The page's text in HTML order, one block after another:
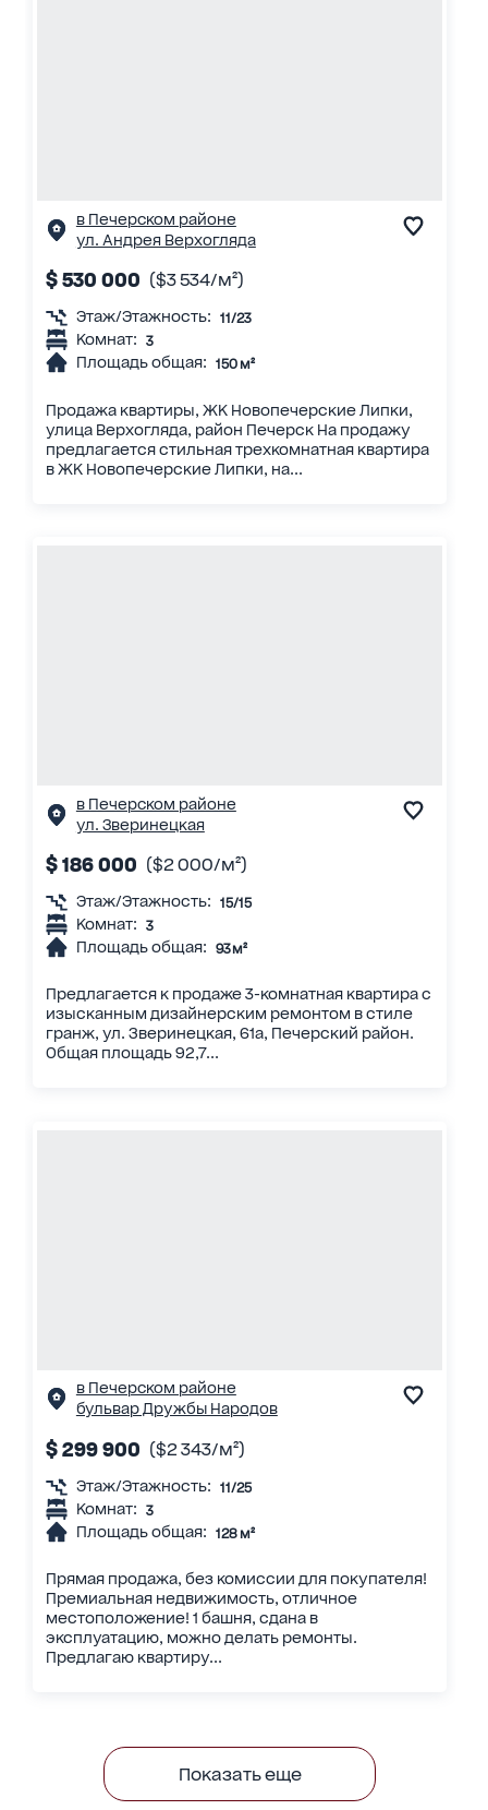
в Печерском районе
ул. Андрея Верхогляда
$ 530 000 ($3 534/м²)
Этаж/Этажность: 11/23
Комнат: 3
Площадь общая: 150 м²
Продажа квартиры, ЖК Новопечерские Липки,
улица Верхогляда, район Печерск На продажу
предлагается стильная трехкомнатная квартира
в ЖК Новопечерские Липки, на...
в Печерском районе
ул. Зверинецкая
$ 186 000 ($2 000/м²)
Этаж/Этажность: 15/15
Комнат: 3
Площадь общая: 93 м²
Предлагается к продаже 3-комнатная квартира с
изысканным дизайнерским ремонтом в стиле
гранж, ул. Зверинецкая, 61а, Печерский район.
Общая площадь 92,7...
в Печерском районе
бульвар Дружбы Народов
$ 299 900 ($2 343/м²)
Этаж/Этажность: 11/25
Комнат: 3
Площадь общая: 128 м²
Прямая продажа, без комиссии для покупателя!
Премиальная недвижимость, отличное
местоположение! 1 башня, сдана в
эксплуатацию, можно делать ремонты.
Предлагаю квартиру...
Показать еще